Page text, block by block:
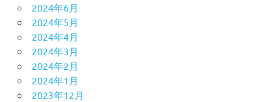
2024年6月
2024年5月
2024年4月
2024年3月
2024年2月
2024年1月
2023年12月